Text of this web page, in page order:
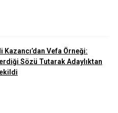
Kazancı’dan Vefa Örneği:
Sözü Tutarak Adaylıktan